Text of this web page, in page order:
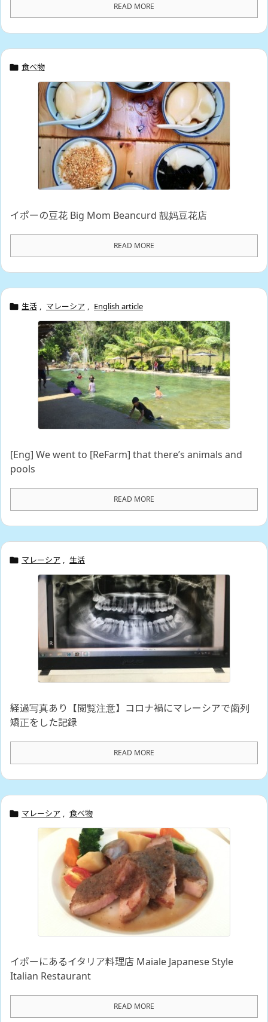
READ MORE
 食べ物
イポーの豆花 Big Mom Beancurd 靓妈豆花店
READ MORE
 生活 , マレーシア , English article
[Eng] We went to [ReFarm] that there’s animals and
pools
READ MORE
 マレーシア , 生活
経過写真あり【閲覧注意】コロナ禍にマレーシアで歯列
矯正をした記録
READ MORE
 マレーシア , 食べ物
イポーにあるイタリア料理店 Maiale Japanese Style
Italian Restaurant
READ MORE